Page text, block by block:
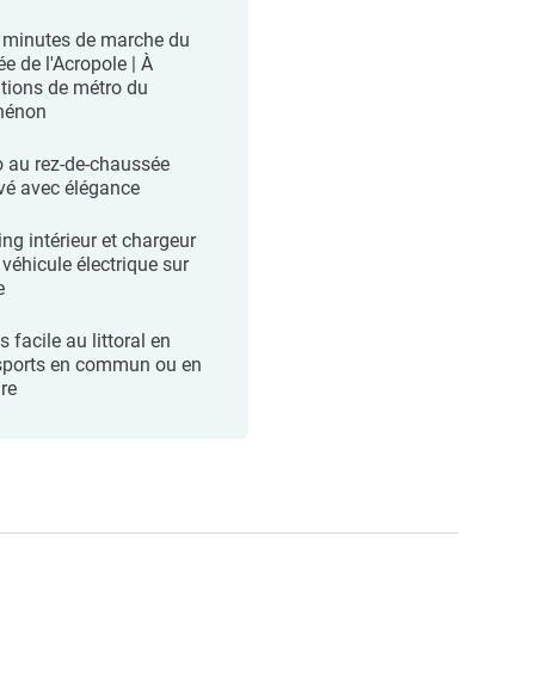
de marche du
de l'Acropole | À
de métro du
au rez-de-chaussée
avec élégance
intérieur et chargeur
électrique sur
facile au littoral en
en commun ou en